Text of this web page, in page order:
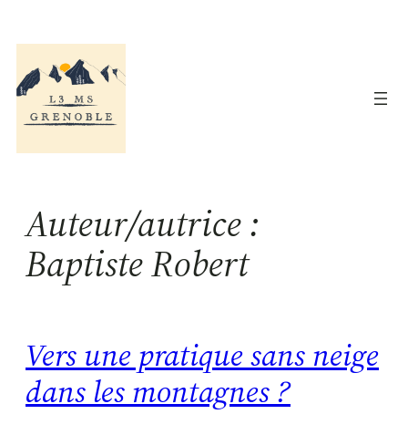
au
contenu
Auteur/autrice :
Baptiste Robert
Vers une pratique sans neige
dans les montagnes ?